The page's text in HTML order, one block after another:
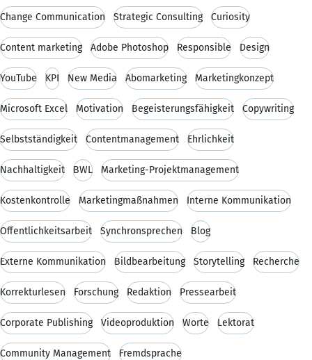
Change Communication Strategic Consulting Curiosity
Content marketing Adobe Photoshop Responsible Design
YouTube KPI New Media Abomarketing Marketingkonzept
Microsoft Excel Motivation Begeisterungsfähigkeit Copywriting
Selbstständigkeit Contentmanagement Ehrlichkeit
Nachhaltigkeit BWL Marketing-Projektmanagement
Kostenkontrolle Marketingmaßnahmen Interne Kommunikation
Öffentlichkeitsarbeit Synchronsprechen Blog
Externe Kommunikation Bildbearbeitung Storytelling Recherche
Korrekturlesen Forschung Redaktion Pressearbeit
Corporate Publishing Videoproduktion Worte Lektorat
Community Management Fremdsprache